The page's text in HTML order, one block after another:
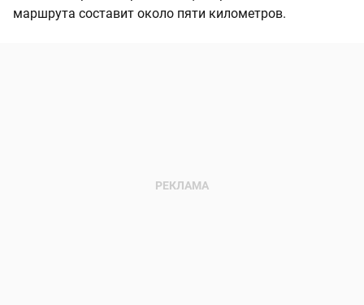
маршрута составит около пяти километров.